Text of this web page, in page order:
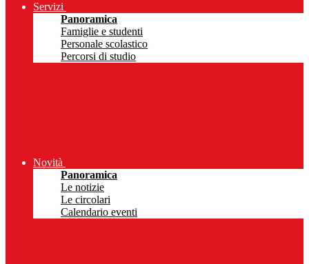
Servizi
Panoramica
Famiglie e studenti
Personale scolastico
Percorsi di studio
Novità
Panoramica
Le notizie
Le circolari
Calendario eventi